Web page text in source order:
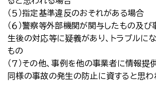
（５）指定基準違反のおそれがある場合
（６）警察等外部機関が関与したもの及
生後の対応等に疑義があり、トラブルに
もの
（７）その他、事例を他の事業者に情報提
同様の事故の発生の防止に資すると思わ